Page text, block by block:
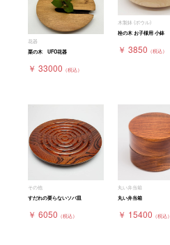
花器
栗の木 UFO花器
￥ 33000 （税込）
木製鉢 (ボウル)
栓の木 お子様用 小鉢
￥ 3850 （税込）
その他
すだれの要らないソバ皿
￥ 6050 （税込）
丸い弁当箱
丸い弁当箱
￥ 15400 （税込）